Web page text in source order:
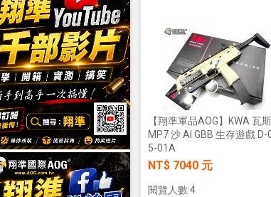
【翔準軍品AOG】KWA 瓦
MP7 沙 AI GBB 生存遊戲 D-
5-01A
NT$ 7040 元
閱覽人數:4